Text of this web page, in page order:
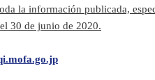
la información publicada,
30 de junio de 2020.